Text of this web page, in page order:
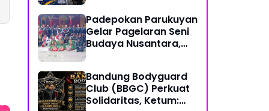
Care" Spirit
Padepokan Parukuyan
Gelar Pagelaran Seni
Budaya Nusantara,
Bandung Bodyguard
Club (BBGC) Perkuat
Solidaritas, Ketum: